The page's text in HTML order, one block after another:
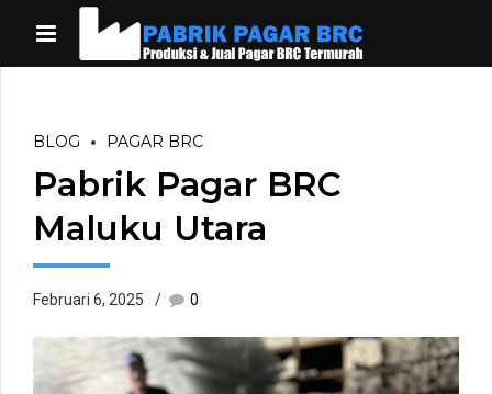
BLOG PAGAR BRC
Pabrik Pagar BRC
Maluku Utara
Februari 6, 2025 0